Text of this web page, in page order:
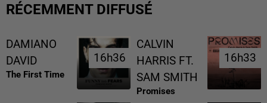
RÉCEMMENT DIFFUSÉ
DAMIANO
DAVID
The First Time
16h36
16h36
CALVIN
HARRIS FT.
SAM SMITH
Promises
16h33
16h33